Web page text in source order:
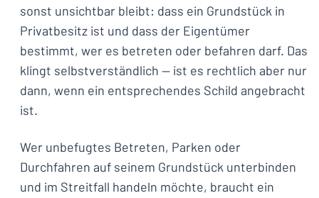
sonst unsichtbar bleibt: dass ein Grundstück in
Privatbesitz ist und dass der Eigentümer
bestimmt, wer es betreten oder befahren darf. Das
klingt selbstverständlich — ist es rechtlich aber nur
dann, wenn ein entsprechendes Schild angebracht
ist.
Wer unbefugtes Betreten, Parken oder
Durchfahren auf seinem Grundstück unterbinden
und im Streitfall handeln möchte, braucht ein